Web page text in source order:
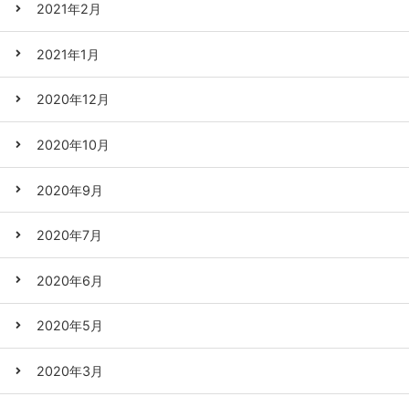
2021年2月
2021年1月
2020年12月
2020年10月
2020年9月
2020年7月
2020年6月
2020年5月
2020年3月